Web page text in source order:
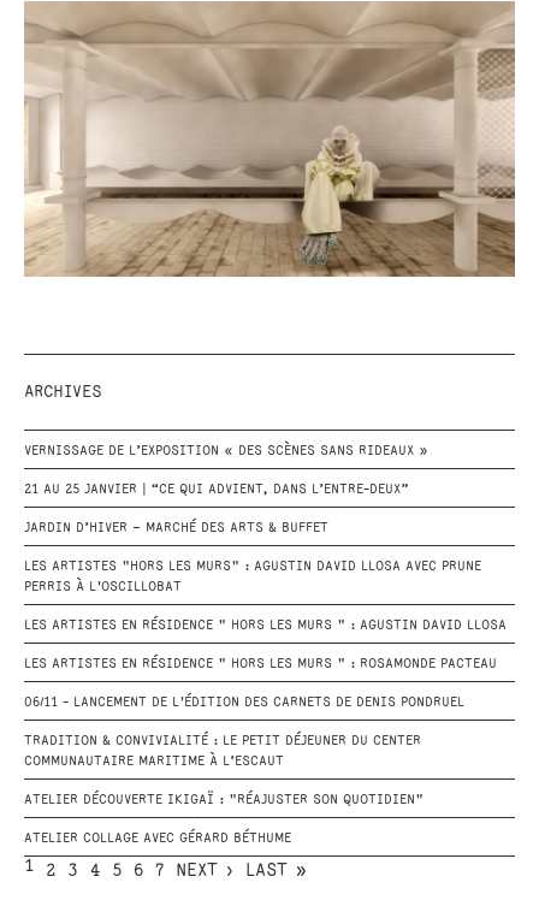
ARCHIVES
VERNISSAGE DE L’EXPOSITION « DES SCÈNES SANS RIDEAUX »
21 AU 25 JANVIER | “CE QUI ADVIENT, DANS L’ENTRE-DEUX”
JARDIN D’HIVER – MARCHÉ DES ARTS & BUFFET
LES ARTISTES "HORS LES MURS" : AGUSTIN DAVID LLOSA AVEC PRUNE
PERRIS À L'OSCILLOBAT
LES ARTISTES EN RÉSIDENCE " HORS LES MURS " : AGUSTIN DAVID LLOSA
LES ARTISTES EN RÉSIDENCE " HORS LES MURS " : ROSAMONDE PACTEAU
06/11 - LANCEMENT DE L'ÉDITION DES CARNETS DE DENIS PONDRUEL
TRADITION & CONVIVIALITÉ : LE PETIT DÉJEUNER DU CENTER
COMMUNAUTAIRE MARITIME À L’ESCAUT
ATELIER DÉCOUVERTE IKIGAÏ : "RÉAJUSTER SON QUOTIDIEN"
ATELIER COLLAGE AVEC GÉRARD BÉTHUME
1 2 3 4 5 6 7 NEXT › LAST »